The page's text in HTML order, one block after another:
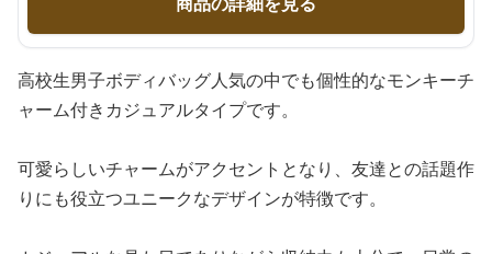
高校生男子ボディバッグ人気の中でも個性的なモンキーチ
ャーム付きカジュアルタイプです。
可愛らしいチャームがアクセントとなり、友達との話題作
りにも役立つユニークなデザインが特徴です。